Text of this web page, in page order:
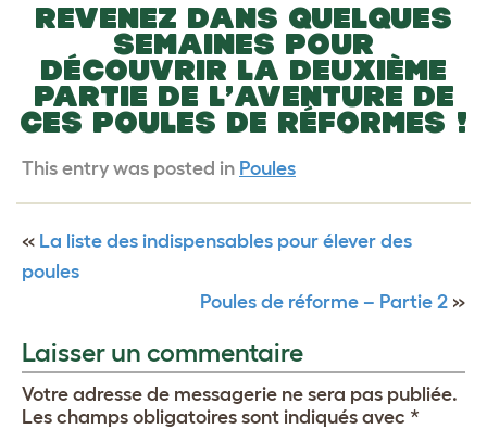
REVENEZ DANS QUELQUES
SEMAINES POUR
DÉCOUVRIR LA DEUXIÈME
PARTIE DE L’AVENTURE DE
CES POULES DE RÉFORMES !
This entry was posted in Poules
« La liste des indispensables pour élever des
poules
Poules de réforme – Partie 2 »
Laisser un commentaire
Votre adresse de messagerie ne sera pas publiée.
Les champs obligatoires sont indiqués avec *